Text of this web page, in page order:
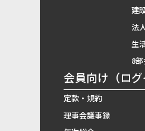
建
法
生
8
会員向け（ログ
定款・規約
理事会議事録